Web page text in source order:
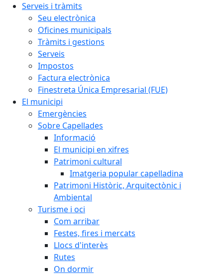
Serveis i tràmits
Seu electrònica
Oficines municipals
Tràmits i gestions
Serveis
Impostos
Factura electrònica
Finestreta Única Empresarial (FUE)
El municipi
Emergències
Sobre Capellades
Informació
El municipi en xifres
Patrimoni cultural
Imatgeria popular capelladina
Patrimoni Històric, Arquitectònic i
Ambiental
Turisme i oci
Com arribar
Festes, fires i mercats
Llocs d'interès
Rutes
On dormir